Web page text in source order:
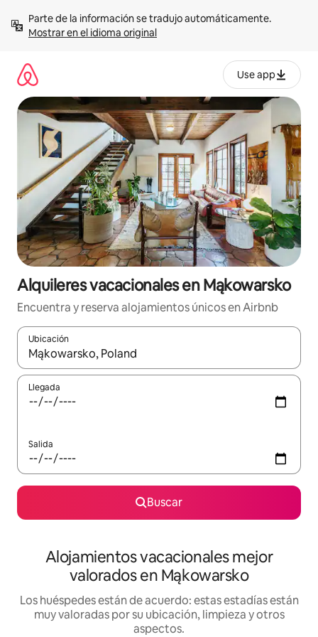
contenidoMostrar en el idioma original
Use app
Alquileres vacacionales en Mąkowarsko
Encuentra y reserva alojamientos únicos en Airbnb
Ubicación
Cuando los resultados estén disponibles, navega con las
Llegada
Salida
Buscar
Alojamientos vacacionales mejor
valorados en Mąkowarsko
Los huéspedes están de acuerdo: estas estadías están
muy valoradas por su ubicación, limpieza y otros
aspectos.